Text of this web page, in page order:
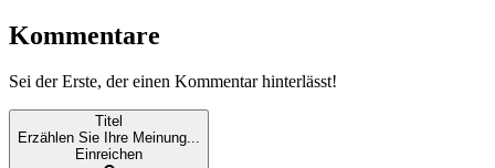
Kommentare
Sei der Erste, der einen Kommentar hinterlässt!
Titel
Erzählen Sie Ihre Meinung...
Einreichen